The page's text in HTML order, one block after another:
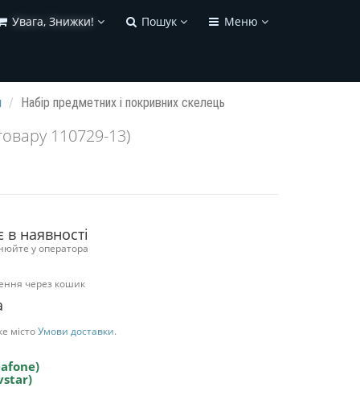
Увага, Знижки! Пошук Меню
Набір предметних і покривних скелець
110729-13)
наявності
у оператора
через кошик
містоУмови доставки.